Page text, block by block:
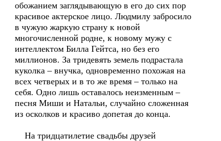
обожанием заглядывающую в его до сих пор
красивое актерское лицо. Людмилу забросило
в чужую жаркую страну к новой
многочисленной родне, к новому мужу с
интеллектом Билла Гейтса, но без его
миллионов. За тридевять земель подрастала
куколка – внучка, одновременно похожая на
всех четверых и в то же время – только на
себя. Одно лишь оставалось неизменным –
песня Миши и Натальи, случайно сложенная
из осколков и красиво допетая до конца.
На тридцатилетие свадьбы друзей